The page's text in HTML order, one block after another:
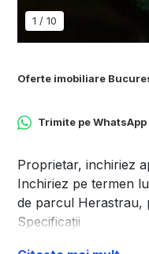
1 / 10
Oferte imobiliare
Trimite peWhatsApp
Proprietar, inchiriez
Inchiriez pe termen
de parcul Herastrau,
Specificaţii